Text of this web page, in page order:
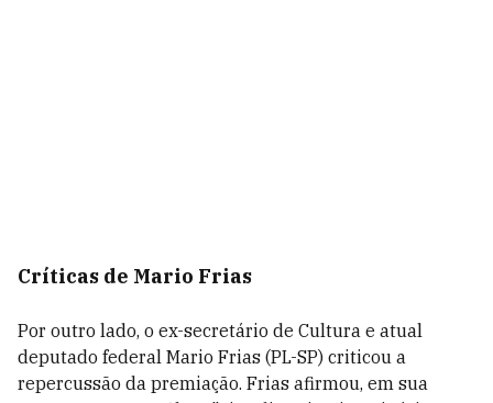
Críticas de Mario Frias
Por outro lado, o ex-secretário de Cultura e atual
deputado federal Mario Frias (PL-SP) criticou a
repercussão da premiação. Frias afirmou, em sua